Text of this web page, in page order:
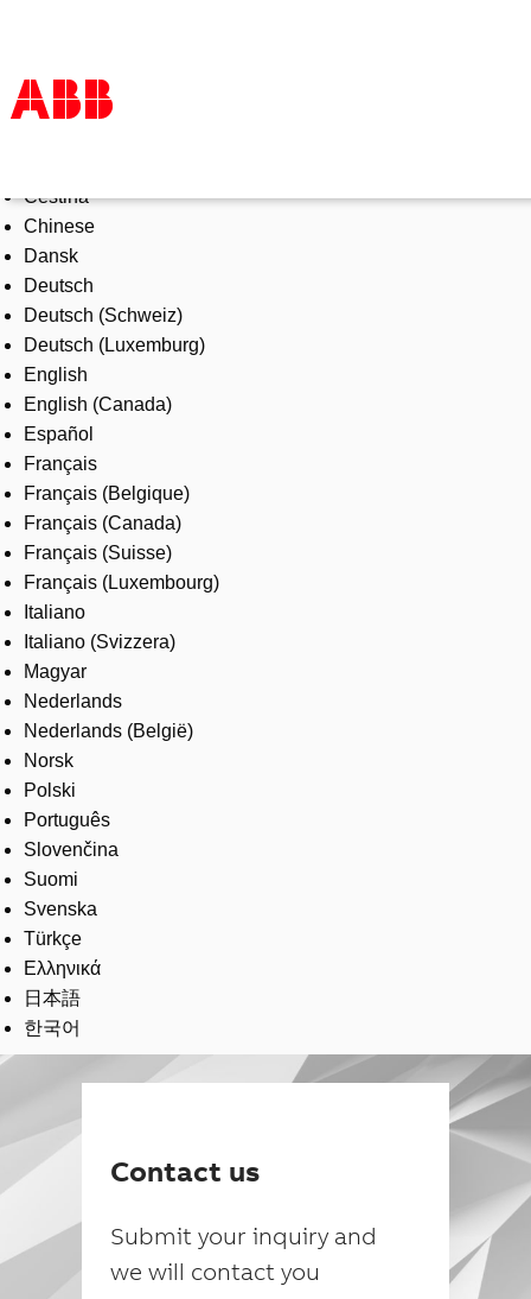
Products & Solutions
Industries
Services
About us
Where to buy
Contact us
Careers
Čeština
Chinese
Dansk
Deutsch
Deutsch (Schweiz)
Deutsch (Luxemburg)
English
English (Canada)
Español
Français
Français (Belgique)
Français (Canada)
Français (Suisse)
Français (Luxembourg)
Italiano
Italiano (Svizzera)
Magyar
Nederlands
Nederlands (België)
Norsk
Polski
Português
Slovenčina
Suomi
Svenska
Türkçe
Ελληνικά
日本語
한국어
Contact us
Submit your inquiry and
we will contact you